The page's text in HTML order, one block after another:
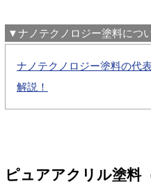
▼ナノテクノロジー塗料につ
ナノテクノロジー塗料の代
解説！
ピュアアクリル塗料